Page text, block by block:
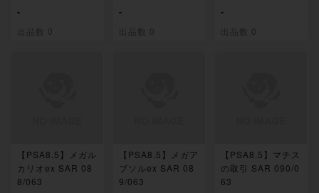
-
出品数 0
-
出品数 0
-
出品数 0
【PSA8.5】メガル
カリオex SAR 08
8/063
【PSA8.5】メガア
ブソルex SAR 08
9/063
【PSA8.5】マチス
の取引 SAR 090/0
63